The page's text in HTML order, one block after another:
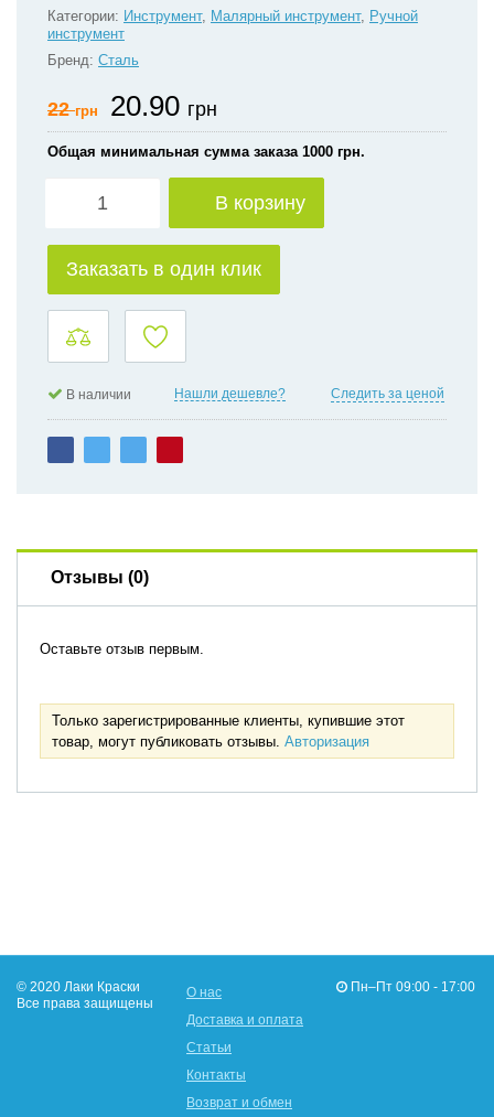
Категории: Инструмент, Малярный инструмент, Ручной
инструмент
Бренд: Сталь
22грн 20.90 грн
Общая минимальная сумма заказа 1000 грн.
В корзину
Заказать в один клик
В наличии Нашли дешевле? Следить за ценой
Отзывы (0)
Оставьте отзыв первым.
Только зарегистрированные клиенты, купившие этот
товар, могут публиковать отзывы. Авторизация
© 2020 Лаки Краски
Все права защищены
О нас
Доставка и оплата
Статьи
Контакты
Возврат и обмен
Пн–Пт 09:00 - 17:00